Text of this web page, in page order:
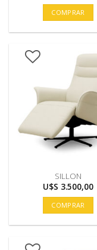
COMPRAR
SILLON
U$S 3.500,00
COMPRAR